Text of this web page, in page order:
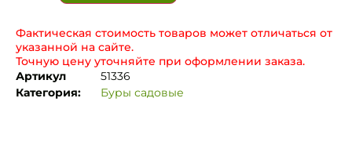
Фактическая стоимость товаров может отличаться от
указанной на сайте.
Точную цену уточняйте при оформлении заказа.
Артикул
51336
Категория:
Буры садовые